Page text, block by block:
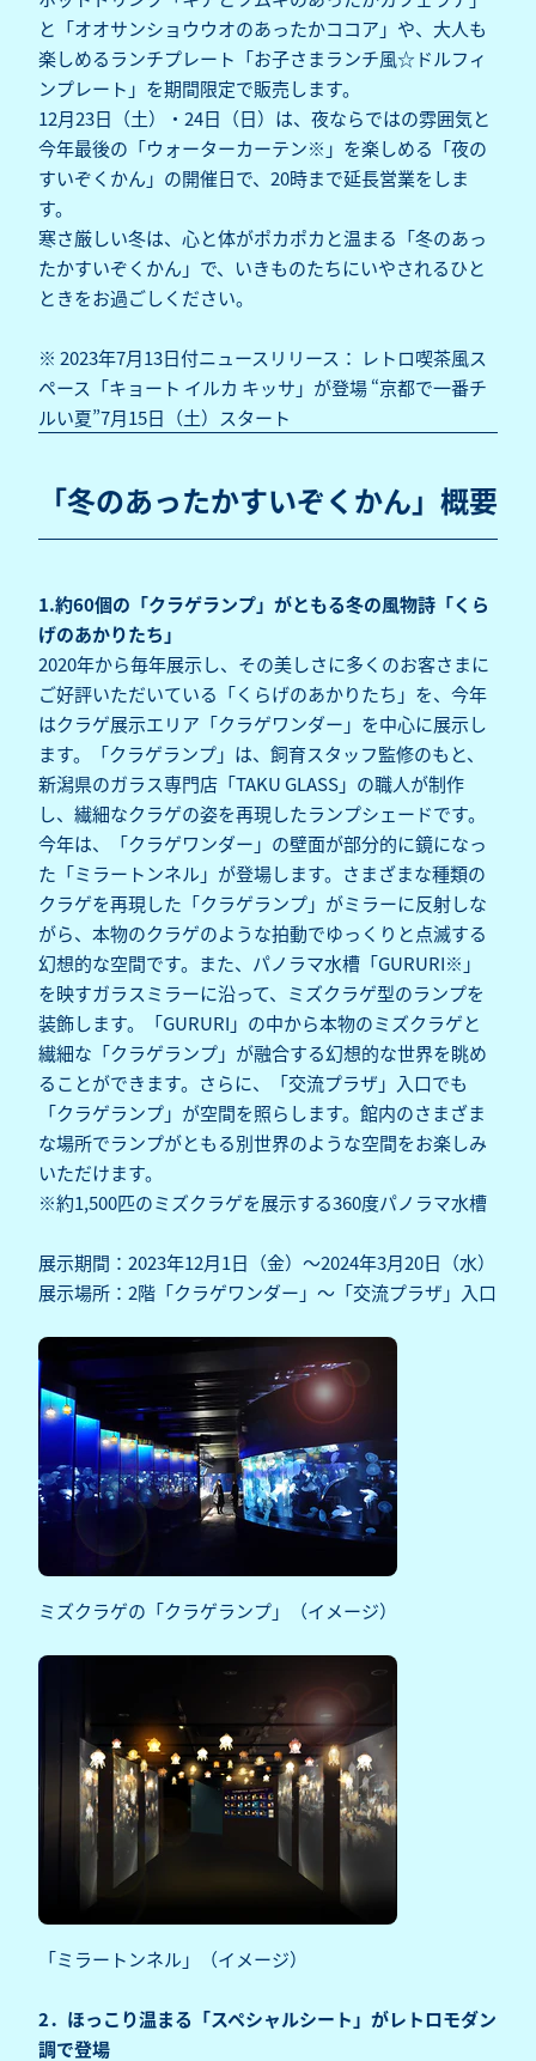
と「オオサンショウウオのあったかココア」や、大人も
楽しめるランチプレート「お子さまランチ風☆ドルフィ
ンプレート」を期間限定で販売します。
12月23日（土）・24日（日）は、夜ならではの雰囲気と
今年最後の「ウォーターカーテン※」を楽しめる「夜の
すいぞくかん」の開催日で、20時まで延長営業をしま
す。
寒さ厳しい冬は、心と体がポカポカと温まる「冬のあっ
たかすいぞくかん」で、いきものたちにいやされるひと
ときをお過ごしください。
※ 2023年7月13日付ニュースリリース： レトロ喫茶風ス
ペース「キョート イルカ キッサ」が登場 “京都で一番チ
ルい夏”7月15日（土）スタート
「冬のあったかすいぞくかん」概要
1.約60個の「クラゲランプ」がともる冬の風物詩「くら
げのあかりたち」
2020年から毎年展示し、その美しさに多くのお客さまに
ご好評いただいている「くらげのあかりたち」を、今年
はクラゲ展示エリア「クラゲワンダー」を中心に展示し
ます。「クラゲランプ」は、飼育スタッフ監修のもと、
新潟県のガラス専門店「TAKU GLASS」の職人が制作
し、繊細なクラゲの姿を再現したランプシェードです。
今年は、「クラゲワンダー」の壁面が部分的に鏡になっ
た「ミラートンネル」が登場します。さまざまな種類の
クラゲを再現した「クラゲランプ」がミラーに反射しな
がら、本物のクラゲのような拍動でゆっくりと点滅する
幻想的な空間です。また、パノラマ水槽「GURURI※」
を映すガラスミラーに沿って、ミズクラゲ型のランプを
装飾します。「GURURI」の中から本物のミズクラゲと
繊細な「クラゲランプ」が融合する幻想的な世界を眺め
ることができます。さらに、「交流プラザ」入口でも
「クラゲランプ」が空間を照らします。館内のさまざま
な場所でランプがともる別世界のような空間をお楽しみ
いただけます。
※約1,500匹のミズクラゲを展示する360度パノラマ水槽
展示期間：2023年12月1日（金）～2024年3月20日（水）
展示場所：2階「クラゲワンダー」～「交流プラザ」入口
ミズクラゲの「クラゲランプ」（イメージ）
「ミラートンネル」（イメージ）
2．ほっこり温まる「スペシャルシート」がレトロモダン
調で登場